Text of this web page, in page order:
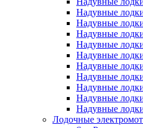
Надувные
Надувные
Надувные
Надувные
Надувные
Надувные
Надувные
Надувные
Надувные
Надувные
Лодочные